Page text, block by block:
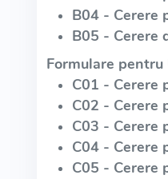
B04 - Cerere
B05 - Cerere
Formulare
C01 - Cerere
C02 - Cerere
C03 - Cerere
C04 - Cerere
C05 - Cerere